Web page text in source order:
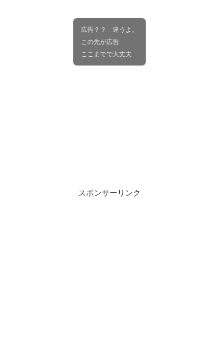
スポンサーリンク
広告？？ 違うよ。
この先が広告
ここまでで大丈夫